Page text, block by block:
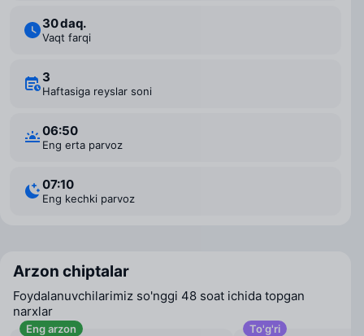
30 daq.
Vaqt farqi
3
Haftasiga reyslar soni
06:50
Eng erta parvoz
07:10
Eng kechki parvoz
Arzon chiptalar
Foydalanuvchilarimiz so'nggi 48 soat ichida topgan
narxlar
Eng arzon To'g'ri